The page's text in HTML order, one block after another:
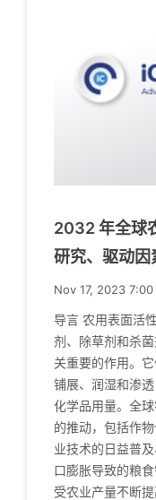
2032 年全球
研究、驱动因
Nov 17, 2023 7:00
导言 农用表面活
剂、除草剂和杀
关重要的作用。
铺展、润湿和渗
化学品用量。全
的推动，包括作
业技术的日益普
口膨胀导致的粮
受农业产量不断